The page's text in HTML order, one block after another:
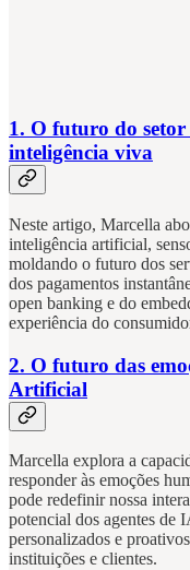
1. O futuro do
inteligência viva
Neste artigo, Marcella
inteligência artificial,
moldando o futuro dos
dos pagamentos
open banking e do
experiência do
2. O futuro das
Artificial
Marcella explora a
responder às emoções
pode redefinir nossa
potencial dos agentes de
personalizados e
instituições e clientes.